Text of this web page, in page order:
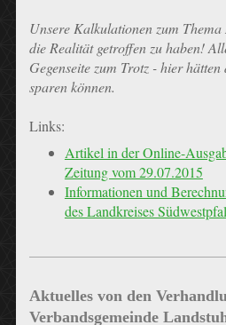
Unsere Kalkulationen zum
die Realität getroffen zu haben!
Gegenseite zum Trotz - hier
sparen können.
Links:
Artikel in der Online-
Zeitung vom 29.07.2015
Informationen und
des Landkreises
Aktuelles von den
Verbandsgemeinde